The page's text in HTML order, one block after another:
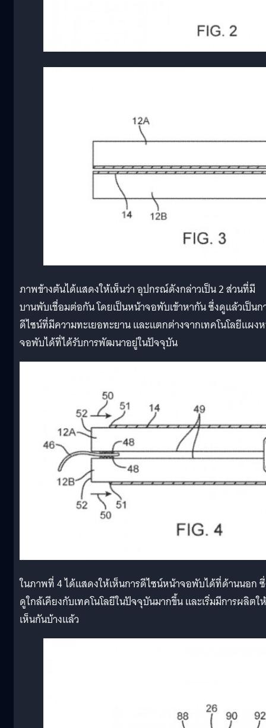
ภาพข้างต้นได้แสดงให้เห็นว่า อุปกรณ์ดังกล่าวเป็น 2 ส่วนที่มี
บานพับเชื่อมต่อกัน โดยเป็นหน้าจอพับเข้าหากัน ซึ่งดูแล้วเป็นก
ดีไซน์ที่มีความทะเยอทะยาน และแตกต่างจากเทคโนโลยีแผง
จอพับได้ที่ได้รับการพัฒนาอยู่ในปัจจุบัน
ในภาพที่ 4 ได้แสดงให้เห็นการดีไซน์หน้าจอพับได้ที่ด้านนอก
ดูใกล้เคียงกับเทคโนโลยีในปัจจุบันมากขึ้น และเริ่มมีการผลิตให้
เห็นกันบ้างแล้ว